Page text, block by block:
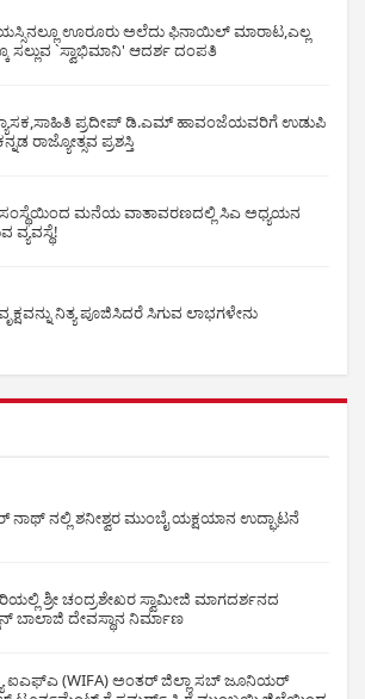
ಊರೂರು ಅಲೆದು ಫಿನಾಯಿಲ್ ಮಾರಾಟ,ಎಲ್ಲ
ಸಲ್ಲುವ `ಸ್ವಾಭಿಮಾನಿ' ಆದರ್ಶ ದಂಪತಿ
ಪ್ರದೀಪ್ ಡಿ.ಎಮ್ ಹಾವಂಜೆಯವರಿಗೆ ಉಡುಪಿ
ರಾಜ್ಯೋತ್ಸವ ಪ್ರಶಸ್ತಿ
ಸಂಸ್ಥೆಯಿಂದ ಮನೆಯ ವಾತಾವರಣದಲ್ಲಿ ಸಿಎ ಅಧ್ಯಯನ
ವ್ಯವಸ್ಥೆ!
ವೃಕ್ಷವನ್ನು ನಿತ್ಯ ಪೂಜಿಸಿದರೆ ಸಿಗುವ ಲಾಭಗಳೇನು
ನಲ್ಲಿ ಶನೀಶ್ವರ ಮುಂಬೈ ಯಕ್ಷಯಾನ ಉದ್ಘಾಟನೆ
ಶ್ರೀ ಚಂದ್ರಶೇಖರ ಸ್ವಾಮೀಜಿ ಮಾಗದರ್ಶನದ
ಬಾಲಾಜಿ ದೇವಸ್ಥಾನ ನಿರ್ಮಾಣ
ಐಎಫ್ಎ (WIFA) ಅಂತರ್ ಜಿಲ್ಲಾ ಸಬ್ ಜೂನಿಯರ್